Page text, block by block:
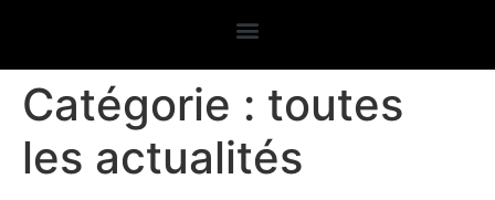
Catégorie : toutes
les actualités